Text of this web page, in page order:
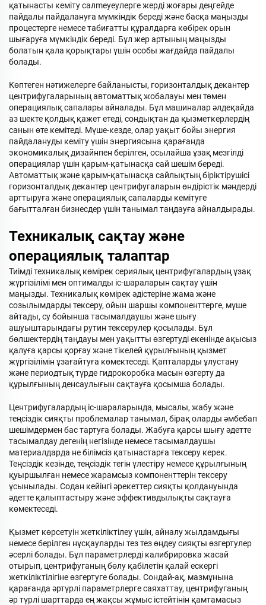
қатынасты кеміту салmeyeулерге жерді жоғары деңгейде
пайдалы пайдалануға мүмкіндік береді және басқа маңызды
процестерге немесе табиғатты құралдарға көбірек орын
шығаруға мүмкіндік береді. Бұл жер артының маңызды
болатын қала қорықтары үшін особы жағдайда пайдалы
болады.
Көптеген нәтижелерге байланысты, горизонталдық декантер
центрифугаларының автоматтық жобалауы мен төмен
операциялық сапалары айналады. Бұл машиналар әлдеқайда
аз шекте қолдық қажет етеді, сондықтан да қызметкерлердің
санын өте кемітеді. Мүше-кезде, олар уақыт бойы энергия
пайдалануды кеміту үшін энергиясына қарағанда
экономикалық дизайнпен берілген, осылайша ұзақ мезгілді
операциялар үшін қарым-қатынасқа сай шешім береді.
Автоматтық және қарым-қатынасқа сайлықтың біріктірушісі
горизонталдық декантер центрифугаларын өндірістік мәндерді
арттыруға және операциялық сапаларды кемітуге
бағытталған бизнесдер үшін танымал таңдауға айналдырады.
Техникалық сақтау және
операциялық талаптар
Тиімді техникалық көмірек сериялық центрифугалардың ұзақ
жүргізілімі мен оптималды іс-шараларын сақтау үшін
маңызды. Техникалық көмірек әдістеріне жама және
созылымдарды тексеру, ойын шаршы компоненттерге, мүше
айтады, су бойынша тасымалдаушы және шығу
ашуыштарындағы рутин тексерулер қосылады. Бұл
бөлшектердің таңдауы мен уақытты өзгертуді екенінде ақысыз
қалуға қарсы қорғау және тікелей құрылғының қызмет
жүргізілімін ұзағайтуға көмектеседі. Қапталарды ұлустану
және периодтық түрде гидрокоробка масын өзгерту да
құрылғының денсаулығын сақтауға қосымша болады.
Центрифугалардың іс-шараларында, мысалы, жабу және
теңсіздік сияқты проблемалар танымал, бірақ оларды әмбебап
шешімдермен бас тартуға болады. Жабуға қарсы шығу әдетте
тасымалдау дегенің негізінде немесе тасымалдаушы
материалдарда не білімсіз қатынастарға тексеру керек.
Теңсіздік кезінде, теңсіздік тегін үлестіру немесе құрылғының
қуыршылған немесе жарамсыз компоненттерін тексеру
ұсынылады. Содан кейінгі әрекеттер сияқты қолдануында
әдетте қалыптастыру және эффективдылықты сақтауға
көмектеседі.
Қызмет көрсетуін жеткіліктілеу үшін, айналу жылдамдығы
немесе берілген нұсқауларды тез тез өңдеу сияқты өзгертулер
әсерлі болады. Бұл параметрлерді калибрировка жасай
отырып, центрифуганың бөлу қабілетін қалай ескергі
жеткіліктілігіне өзгертуге болады. Сондай-ақ, мазмұнына
қарағанда әртүрлі параметрлерге саяхаттау, центрифуганың
әр түрлі шарттарда ең жақсы жұмыс істейтінін қамтамасыз